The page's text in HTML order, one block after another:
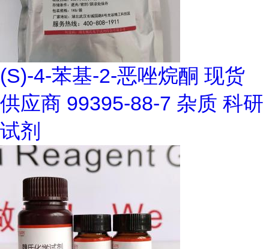
(S)-4-苯基-2-恶唑烷酮 现货
供应商 99395-88-7 杂质 科研
试剂